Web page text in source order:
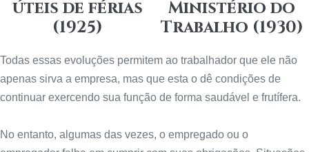
úteis de férias
(1925)
Ministério do
Trabalho (1930)
Todas essas evoluções permitem ao trabalhador que ele não
apenas sirva a empresa, mas que esta o dê condições de
continuar exercendo sua função de forma saudável e frutífera.
No entanto, algumas das vezes, o empregado ou o